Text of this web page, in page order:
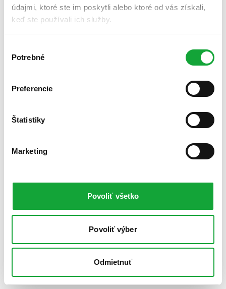
údajmi, ktoré ste im poskytli alebo ktoré od vás získali,
keď ste používali ich služby.
súhlasu
Potrebné
Preferencie
Štatistiky
Marketing
Povoliť všetko
Povoliť výber
Odmietnuť